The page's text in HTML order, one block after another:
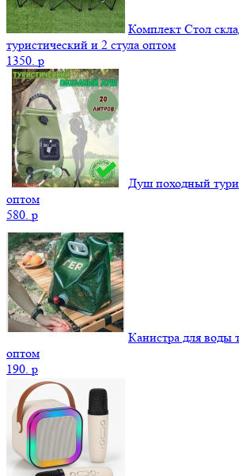
Комплект Стол
туристический и 2 стула оптом
1350. p
Душ походный
оптом
580. p
Канистра для воды
оптом
190. p